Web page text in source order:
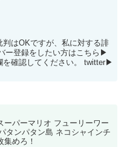
はOKですが、私に対する誹
ー登録をしたい方はこちら▶
を確認してください。 twitter▶
ーパーマリオ フューリーワー
タンパタン島 ネコシャインチ
集めろ！